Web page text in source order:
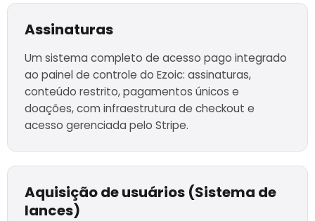
Assinaturas
Um sistema completo de acesso pago integrado
ao painel de controle do Ezoic: assinaturas,
conteúdo restrito, pagamentos únicos e
doações, com infraestrutura de checkout e
acesso gerenciada pelo Stripe.
Aquisição de usuários (Sistema de
lances)